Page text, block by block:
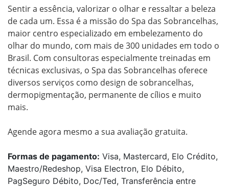
Sentir a essência, valorizar o olhar e ressaltar a beleza
de cada um. Essa é a missão do Spa das Sobrancelhas,
maior centro especializado em embelezamento do
olhar do mundo, com mais de 300 unidades em todo o
Brasil. Com consultoras especialmente treinadas em
técnicas exclusivas, o Spa das Sobrancelhas oferece
diversos serviços como design de sobrancelhas,
dermopigmentação, permanente de cílios e muito
mais.
Agende agora mesmo a sua avaliação gratuita.
Formas de pagamento: Visa, Mastercard, Elo Crédito,
Maestro/Redeshop, Visa Electron, Elo Débito,
PagSeguro Débito, Doc/Ted, Transferência entre